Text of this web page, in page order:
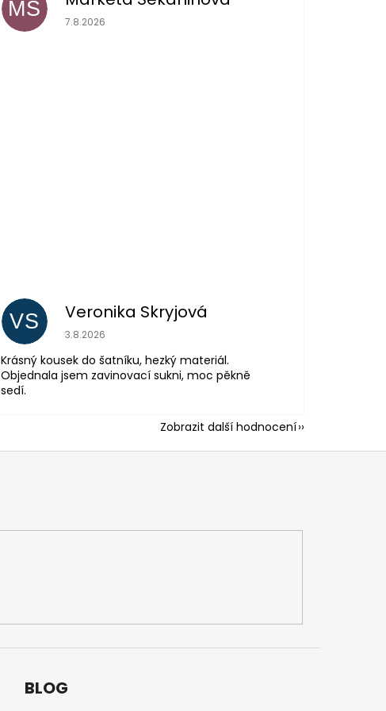
MS Hodnocení obchodu je 5 z 5 hvězdiček.
7.8.2026
VS Veronika Skryjová
Hodnocení obchodu je 5 z 5 hvězdiček.
3.8.2026
Krásný kousek do šatníku, hezký materiál.
Objednala jsem zavinovací sukni, moc pěkně
sedí.
Zobrazit další hodnocení
BLOG